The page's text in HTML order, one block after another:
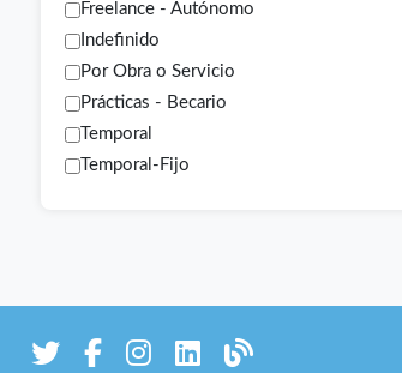
Freelance - Autónomo
Indefinido
Por Obra o Servicio
Prácticas - Becario
Temporal
Temporal-Fijo